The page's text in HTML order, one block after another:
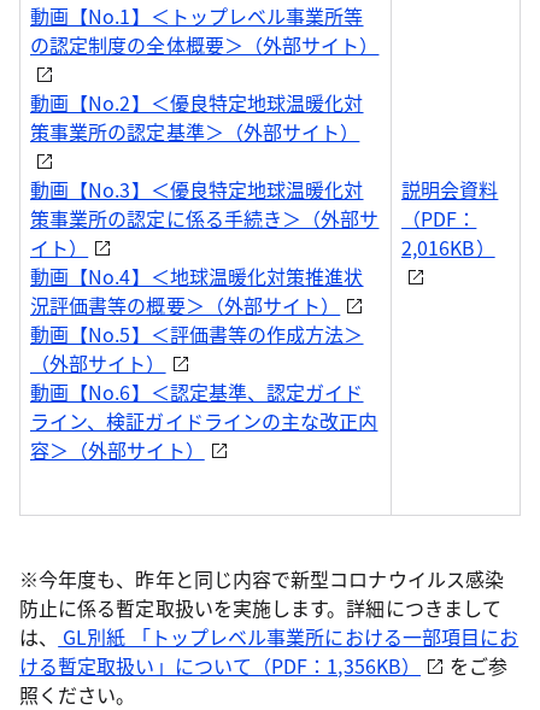
動画【No.1】＜トップレベル事業所等
の認定制度の全体概要＞（外部サイト）
動画【No.2】＜優良特定地球温暖化対
策事業所の認定基準＞（外部サイト）
動画【No.3】＜優良特定地球温暖化対
策事業所の認定に係る手続き＞（外部サ
イト）
動画【No.4】＜地球温暖化対策推進状
況評価書等の概要＞（外部サイト）
動画【No.5】＜評価書等の作成方法＞
（外部サイト）
動画【No.6】＜認定基準、認定ガイド
ライン、検証ガイドラインの主な改正内
容＞（外部サイト）
説明会資料
（PDF：
2,016KB）
※今年度も、昨年と同じ内容で新型コロナウイルス感染
防止に係る暫定取扱いを実施します。詳細につきまして
は、
GL別紙 「トップレベル事業所における一部項目にお
ける暫定取扱い」について（PDF：1,356KB）
をご参
照ください。